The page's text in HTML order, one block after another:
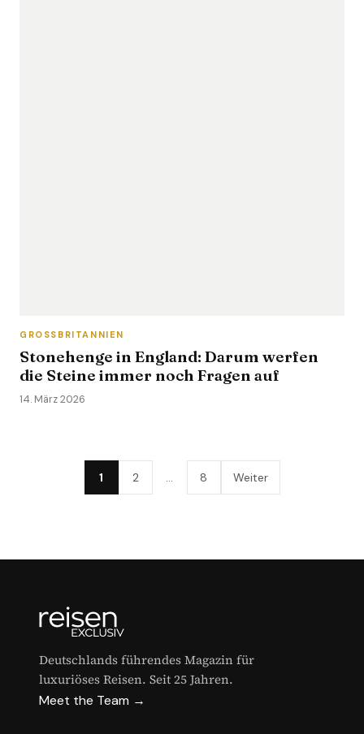
GROSSBRITANNIEN
Stonehenge in England: Darum werfen
die Steine immer noch Fragen auf
14. März 2026
1 2 8 Weiter
Deutschlands führendes Magazin für
luxuriöses Reisen. Seit 25 Jahren.
Meet the Team →